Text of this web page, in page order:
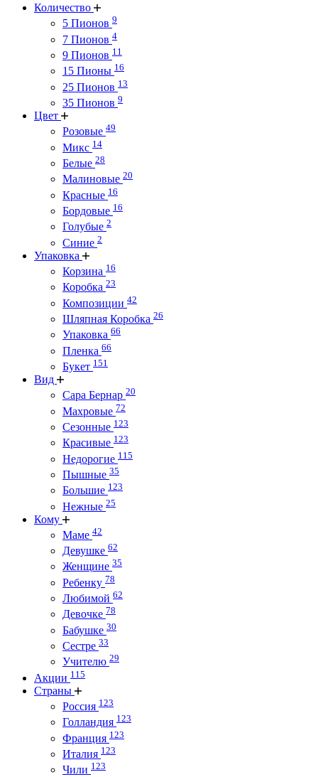
Количество
5 Пионов 9
7 Пионов 4
9 Пионов 11
15 Пионы 16
25 Пионов 13
35 Пионов 9
Цвет
Розовые 49
Микс 14
Белые 28
Малиновые 20
Красные 16
Бордовые 16
Голубые 2
Синие 2
Упаковка
Корзина 16
Коробка 23
Композиции 42
Шляпная Коробка 26
Упаковка 66
Пленка 66
Букет 151
Вид
Сара Бернар 20
Махровые 72
Сезонные 123
Красивые 123
Недорогие 115
Пышные 35
Большие 123
Нежные 25
Кому
Маме 42
Девушке 62
Женщине 35
Ребенку 78
Любимой 62
Девочке 78
Бабушке 30
Сестре 33
Учителю 29
Акции 115
Страны
Россия 123
Голландия 123
Франция 123
Италия 123
Чили 123